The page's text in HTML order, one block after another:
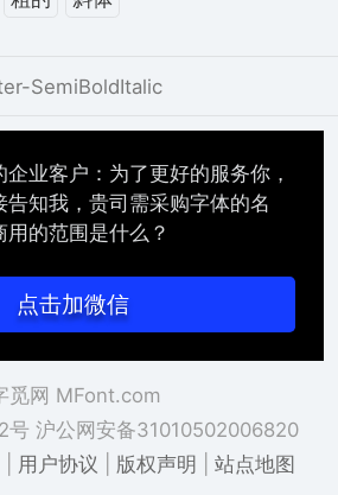
SemiBoldItalic
企业客户：为了更好的服务你，
告知我，贵司需采购字体的名
用的范围是什么？
点击加微信
网 MFont.com
号 沪公网安备31010502006820
用户协议 版权声明 站点地图